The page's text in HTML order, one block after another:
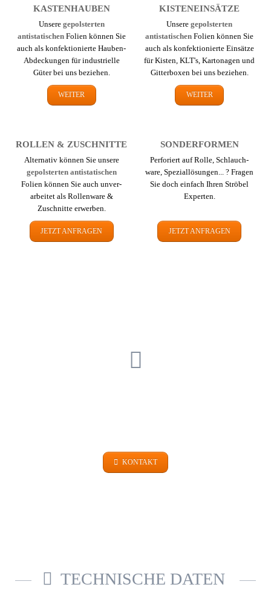
KASTEN­HAUBEN
Unsere gepolsterten
antistatischenFolien können Sie
auch als konfek­tionierte Hauben-
Abdeckungen für industrielle
Güter bei uns beziehen.
WEITER
KISTEN­EINSÄTZE
Unseregepolsterten
antistatischen Folien können Sie
auch als konfekt­ionierte Einsätze
für Kisten, KLT's, Kartonagen und
Gitterboxen bei uns beziehen.
WEITER
ROLLEN & ZUSCHNITTE
Alternativ können Sie unsere
gepolsterten antistatischen
Folien können Sie auch un­ver­
arbeitet als Rollenware &
Zuschnitte erwerben.
JETZT ANFRAGEN
SONDER­FORMEN
Perforiert auf Rolle, Schlauch­
ware, Spezial­lösungen... ? Fragen
Sie doch einfach Ihren Ströbel
Experten.
JETZT ANFRAGEN
KONTAKT
TECHNISCHE DATEN